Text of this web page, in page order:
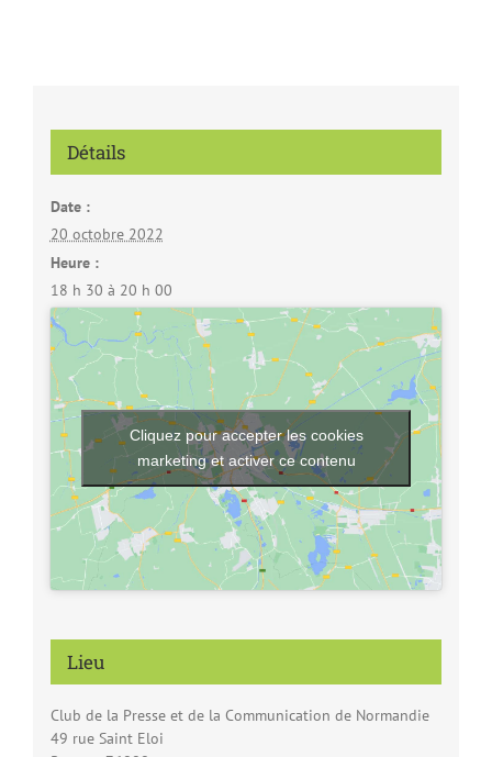
Détails
Date :
20 octobre 2022
Heure :
18 h 30 à 20 h 00
Lieu
Club de la Presse et de la Communication de Normandie
49 rue Saint Eloi
Cliquez pour accepter les cookies
marketing et activer ce contenu